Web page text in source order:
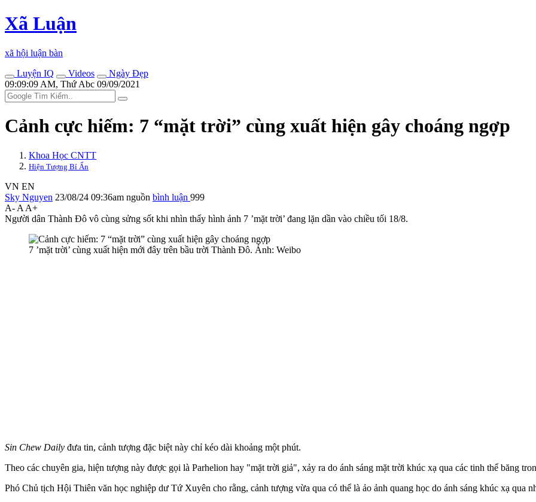
Xã Luận
xã hội luận bàn
Luyện IQ
Videos
Ngày Đẹp
09:09:09 AM, Thứ Abc 09/09/2021
Cảnh cực hiếm: 7 “mặt trời” cùng xuất hiện gây choáng ngợp
Khoa Học CNTT
Hiện Tượng Bí Ẩn
VN EN
Sky Nguyen 23/08/24 09:36am nguồn bình luận 999
A- A A+
Người dân Thành Đô vô cùng sửng sốt khi nhìn thấy hình ảnh 7 ’mặt trời’ đang lặn dần vào chiều tối 18/8.
7 ’mặt trời’ cùng xuất hiện mới đây trên bầu trời Thành Đô. Ảnh: Weibo
Sin Chew Daily đưa tin, cảnh tượng đặc biệt này chỉ kéo dài khoảng một phút.
Theo các chuyên gia, hiện tượng này được gọi là Parhelion hay "mặt trời giả", xảy ra do ánh sáng mặt trời khúc xạ qua các tinh thể băng
Phó Chủ tịch Hội Thiên văn học nghiệp dư Tứ Xuyên cho rằng, cảnh tượng vừa qua có thể là ảo ảnh quang học do ánh sáng khúc xạ qua